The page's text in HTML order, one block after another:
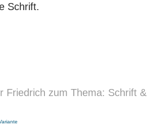
Schrift.
Friedrich zum Thema: Schrift